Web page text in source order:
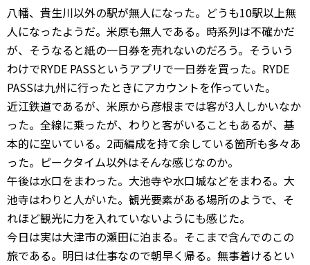
八幡、貴生川以外の駅が無人になった。どうも10駅以上無
人になったようだ。米原も無人である。時系列は不確かだ
が、そうなると紙の一日券を売れないのだろう。そういう
わけでRYDE PASSというアプリで一日券を買った。RYDE
PASSは九州に行ったときにアカウントを作っていた。
近江鉄道であるが、米原から彦根までは客が3人しかいなか
った。全線に乗ったが、わりと客がいることもあるが、基
本的に空いている。2両編成を持て余している箇所も多々あ
った。ピークタイム以外はそんな感じなのか。
午後は水口をまわった。大池寺や水口城などをまわる。大
池寺はわりと人がいた。観光要素がある場所のようで、そ
れほど観光に力を入れていないようにも感じた。
今日は実は大津市の瀬田に泊まる。そこまで含んでのこの
旅である。明日は仕事なので朝早く帰る。無事着けるとい